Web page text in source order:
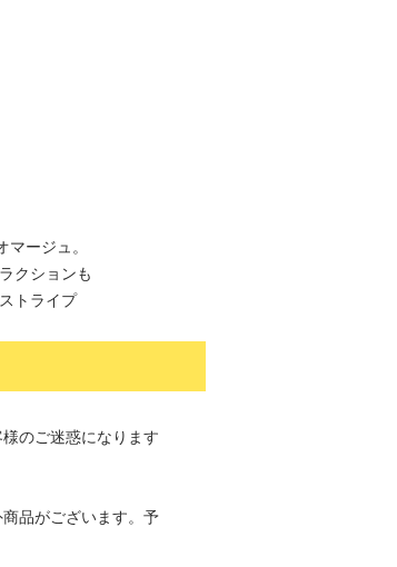
ージュ。
クションも
トライプ
のご迷惑になります
品がございます。予